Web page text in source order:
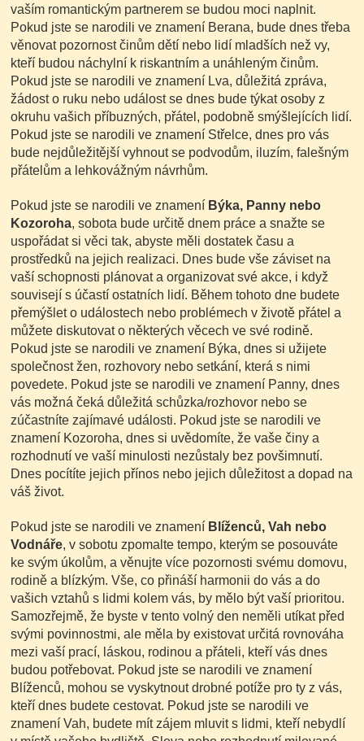
vaším romantickým partnerem se budou moci naplnit.
Pokud jste se narodili ve znamení Berana, bude dnes třeba
věnovat pozornost činům dětí nebo lidí mladších než vy,
kteří budou náchylní k riskantním a unáhleným činům.
Pokud jste se narodili ve znamení Lva, důležitá zpráva,
žádost o ruku nebo událost se dnes bude týkat osoby z
okruhu vašich příbuzných, přátel, podobně smýšlejících lidí.
Pokud jste se narodili ve znamení Střelce, dnes pro vás
bude nejdůležitější vyhnout se podvodům, iluzím, falešným
přátelům a lehkovážným návrhům.
Pokud jste se narodili ve znamení Býka, Panny nebo
Kozoroha, sobota bude určitě dnem práce a snažte se
uspořádat si věci tak, abyste měli dostatek času a
prostředků na jejich realizaci. Dnes bude vše záviset na
vaší schopnosti plánovat a organizovat své akce, i když
souvisejí s účastí ostatních lidí. Během tohoto dne budete
přemýšlet o událostech nebo problémech v životě přátel a
můžete diskutovat o některých věcech ve své rodině.
Pokud jste se narodili ve znamení Býka, dnes si užijete
společnost žen, rozhovory nebo setkání, která s nimi
povedete. Pokud jste se narodili ve znamení Panny, dnes
vás možná čeká důležitá schůzka/rozhovor nebo se
zúčastníte zajímavé události. Pokud jste se narodili ve
znamení Kozoroha, dnes si uvědomíte, že vaše činy a
rozhodnutí ve vaší minulosti nezůstaly bez povšimnutí.
Dnes pocítíte jejich přínos nebo jejich důležitost a dopad na
váš život.
Pokud jste se narodili ve znamení Blíženců, Vah nebo
Vodnáře, v sobotu zpomalte tempo, kterým se posouváte
ke svým úkolům, a věnujte více pozornosti svému domovu,
rodině a blízkým. Vše, co přináší harmonii do vás a do
vašich vztahů s lidmi kolem vás, by mělo být vaší prioritou.
Samozřejmě, že byste v tento volný den neměli utíkat před
svými povinnostmi, ale měla by existovat určitá rovnováha
mezi vaší prací, láskou, rodinou a přáteli, kteří vás dnes
budou potřebovat. Pokud jste se narodili ve znamení
Blíženců, mohou se vyskytnout drobné potíže pro ty z vás,
kteří dnes budete cestovat. Pokud jste se narodili ve
znamení Vah, budete mít zájem mluvit s lidmi, kteří nebydlí